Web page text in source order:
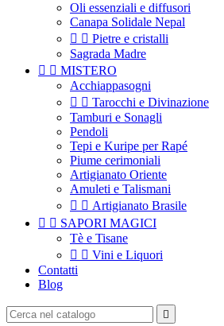
Oli essenziali e diffusori
Canapa Solidale Nepal
  Pietre e cristalli
Sagrada Madre
  MISTERO
Acchiappasogni
  Tarocchi e Divinazione
Tamburi e Sonagli
Pendoli
Tepi e Kuripe per Rapé
Piume cerimoniali
Artigianato Oriente
Amuleti e Talismani
  Artigianato Brasile
  SAPORI MAGICI
Tè e Tisane
  Vini e Liquori
Contatti
Blog
